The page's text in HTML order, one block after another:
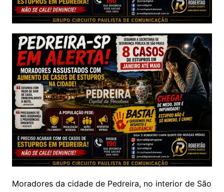
Moradores da cidade de Pedreira, no interior de São